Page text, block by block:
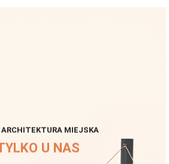
MIEJSKA
U NAS